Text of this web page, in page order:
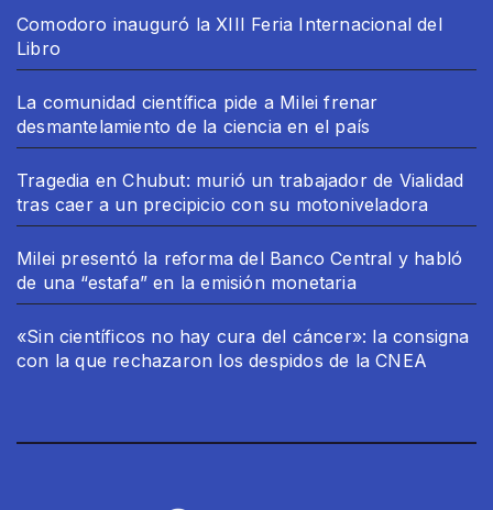
Comodoro inauguró la XIII Feria Internacional del
Libro
La comunidad científica pide a Milei frenar
desmantelamiento de la ciencia en el país
Tragedia en Chubut: murió un trabajador de Vialidad
tras caer a un precipicio con su motoniveladora
Milei presentó la reforma del Banco Central y habló
de una “estafa” en la emisión monetaria
«Sin científicos no hay cura del cáncer»: la consigna
con la que rechazaron los despidos de la CNEA